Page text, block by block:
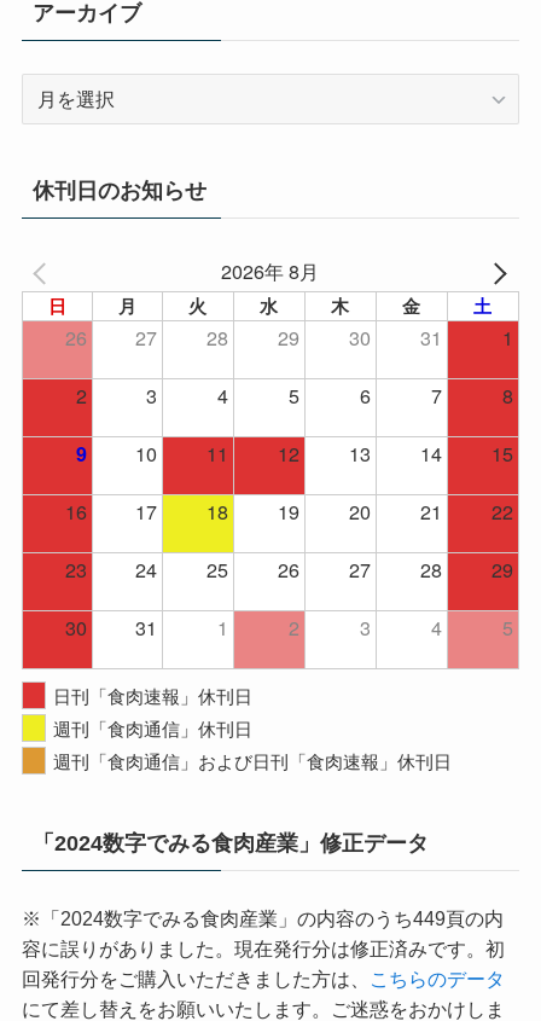
アーカイブ
イ
ブ
休刊日のお知らせ
2026年 8月
日 月 火 水 木 金 土
26 27 28 29 30 31
1
2
3 4 5 6 7 8
9 10 11 12 13 14
15
16
17 18 19 20 21
22
23
24 25 26 27 28
29
30
31 1 2 3 4 5
日刊「食肉速報」休刊日
週刊「食肉通信」休刊日
週刊「食肉通信」および日刊「食肉速報」休刊日
「2024数字でみる食肉産業」修正データ
※「2024数字でみる食肉産業」の内容のうち449頁の内
容に誤りがありました。現在発行分は修正済みです。初
回発行分をご購入いただきました方は、
こちらのデータ
にて差し替えをお願いいたします。ご迷惑をおかけしま